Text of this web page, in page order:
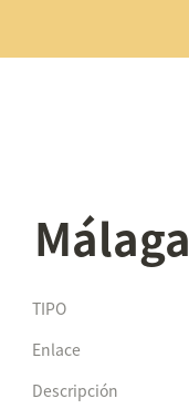
Málaga
TIPO
Enlace
Descripción